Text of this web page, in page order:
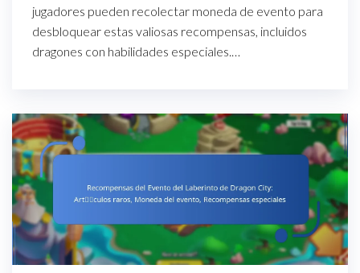
jugadores pueden recolectar moneda de evento para
desbloquear estas valiosas recompensas, incluidos
dragones con habilidades especiales.…